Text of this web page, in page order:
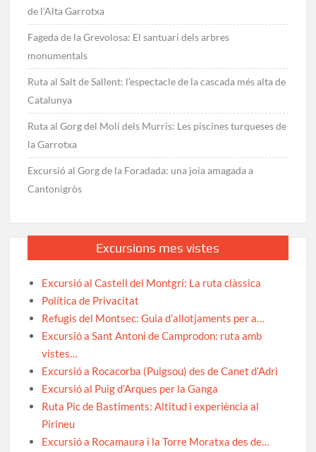
de l’Alta Garrotxa
Fageda de la Grevolosa: El santuari dels arbres
monumentals
Ruta al Salt de Sallent: l’espectacle de la cascada més alta de
Catalunya
Ruta al Gorg del Molí dels Murris: Les piscines turqueses de
la Garrotxa
Excursió al Gorg de la Foradada: una joia amagada a
Cantonigròs
Excursions mes vistes
Excursió al Castell del Montgrí: La ruta clàssica
Política de Privacitat
Refugis del Montsec: Guia d’allotjaments per a…
Excursió a Sant Antoni de Camprodon: ruta amb
vistes…
Excursió a Rocacorba (Puigsou) des de Canet d’Adri
Excursió al Puig d’Arques per la Ganga
Ruta Pic de Bastiments: Altitud i experiència al
Pirineu
Excursió a Rocamaura i la Torre Moratxa des de…